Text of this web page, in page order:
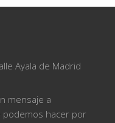
Ayala de Madrid
mensaje a
podemos hacer por